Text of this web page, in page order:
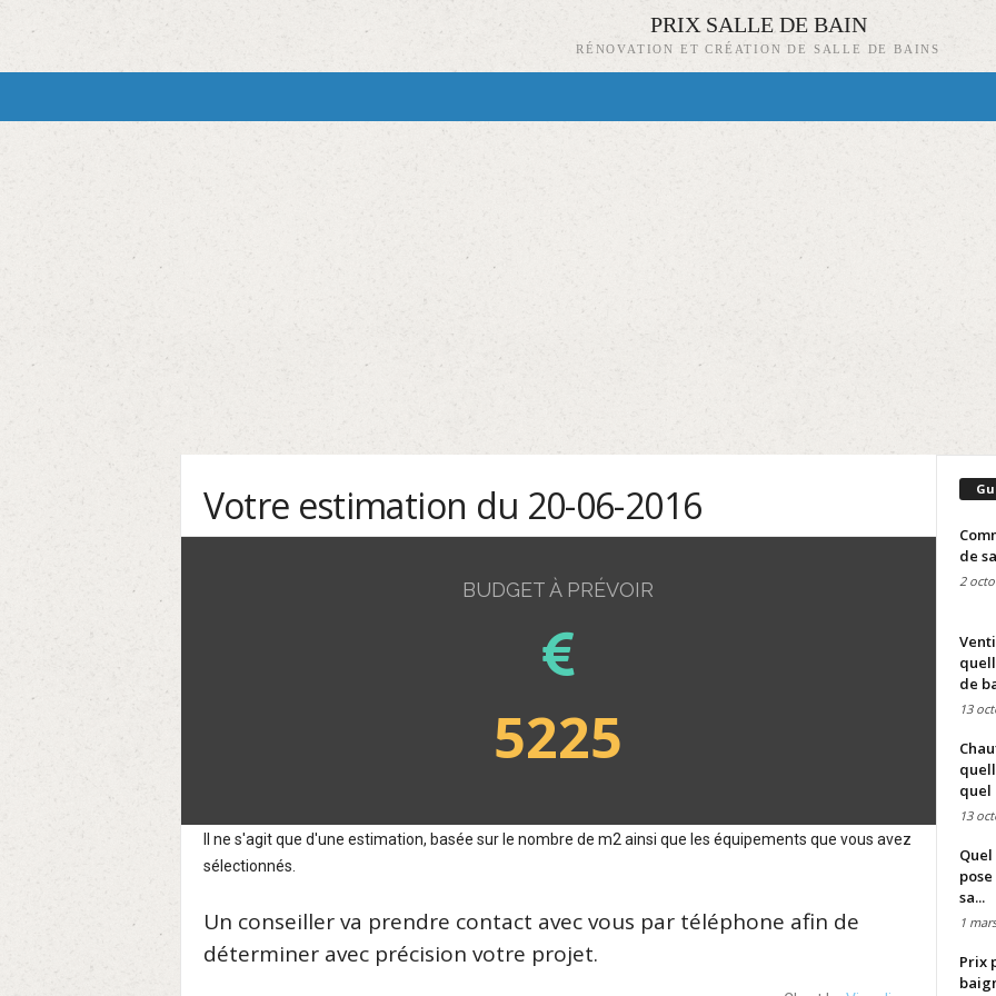
PRIX SALLE DE BAIN
RÉNOVATION ET CRÉATION DE SALLE DE BAINS
Votre estimation du 20-06-2016
BUDGET À PRÉVOIR
5225
Il ne s'agit que d'une estimation, basée sur le nombre de m2 ainsi que les équipements que vous avez
sélectionnés.
Un conseiller va prendre contact avec vous par téléphone afin de
déterminer avec précision votre projet.
de
2
de
13
quel
13
sa...
1
Prix